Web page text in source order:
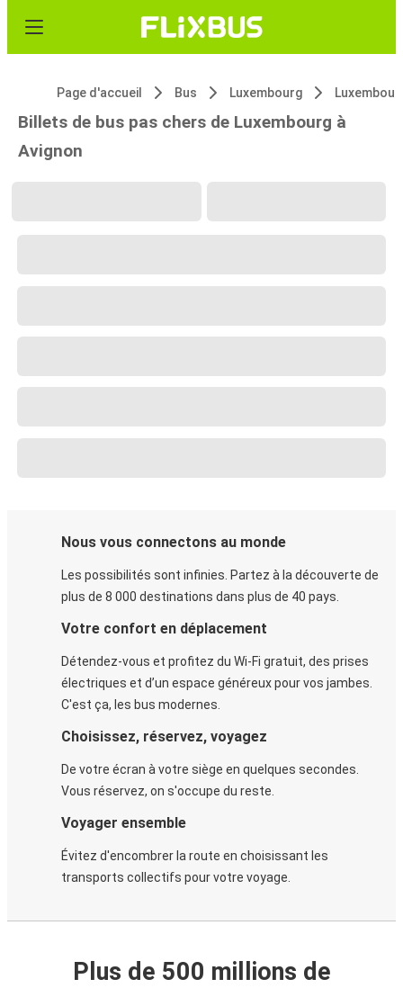
Page d'accueil Bus Luxembourg
Billets de bus pas chers de Luxembourg à
Avignon
Nous vous connectons au monde
Les possibilités sont infinies. Partez à la découverte de
plus de 8 000 destinations dans plus de 40 pays.
Votre confort en déplacement
Détendez-vous et profitez du Wi-Fi gratuit, des prises
électriques et d’un espace généreux pour vos jambes.
C'est ça, les bus modernes.
Choisissez, réservez, voyagez
De votre écran à votre siège en quelques secondes.
Vous réservez, on s'occupe du reste.
Voyager ensemble
Évitez d'encombrer la route en choisissant les
transports collectifs pour votre voyage.
Plus de 500 millions de